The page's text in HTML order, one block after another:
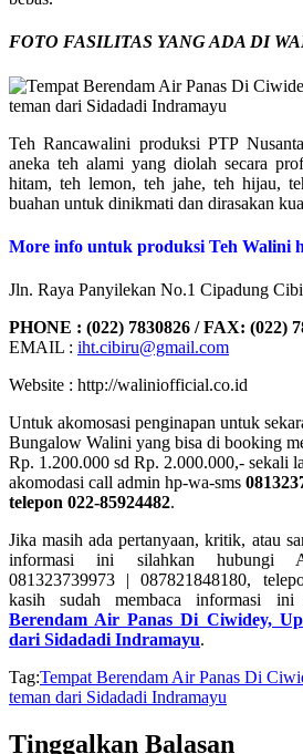
FOTO FASILITAS YANG ADA DI
Teh Rancawalini produksi PTP
aneka teh alami yang diolah secara
hitam, teh lemon, teh jahe, teh hijau,
buahan untuk dinikmati dan dirasakan
More info untuk produksi Teh Walini
Jln. Raya Panyilekan No.1 Cipadung
PHONE : (022) 7830826 / FAX: (022)
EMAIL : iht.cibiru@gmail.com
Website : http://waliniofficial.co.id
Untuk akomosasi penginapan untuk
Bungalow Walini yang bisa di booking
Rp. 1.200.000 sd Rp. 2.000.000,- sekali
akomodasi call admin hp-wa-sms
telepon 022-85924482.
Jika masih ada pertanyaan, kritik, atau
informasi ini silahkan hubungi
081323739973 | 087821848180,
kasih sudah membaca informasi
Berendam Air Panas Di Ciwidey,
dari Sidadadi Indramayu.
Tag:Tempat Berendam Air Panas Di
teman dari Sidadadi Indramayu
Tinggalkan Balasan